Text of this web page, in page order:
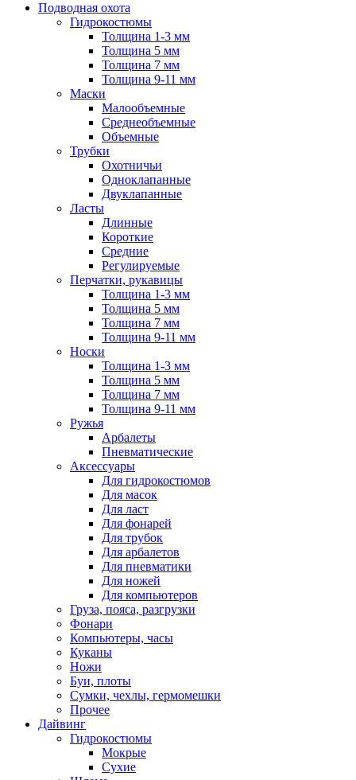
Подводная охота
Гидрокостюмы
Толщина 1-3 мм
Толщина 5 мм
Толщина 7 мм
Толщина 9-11 мм
Маски
Малообъемные
Среднеобъемные
Объемные
Трубки
Охотничьи
Одноклапанные
Двуклапанные
Ласты
Длинные
Короткие
Средние
Регулируемые
Перчатки, рукавицы
Толщина 1-3 мм
Толщина 5 мм
Толщина 7 мм
Толщина 9-11 мм
Носки
Толщина 1-3 мм
Толщина 5 мм
Толщина 7 мм
Толщина 9-11 мм
Ружья
Арбалеты
Пневматические
Аксессуары
Для гидрокостюмов
Для масок
Для ласт
Для фонарей
Для трубок
Для арбалетов
Для пневматики
Для ножей
Для компьютеров
Груза, пояса, разгрузки
Фонари
Компьютеры, часы
Куканы
Ножи
Буи, плоты
Сумки, чехлы, гермомешки
Прочее
Дайвинг
Гидрокостюмы
Мокрые
Сухие